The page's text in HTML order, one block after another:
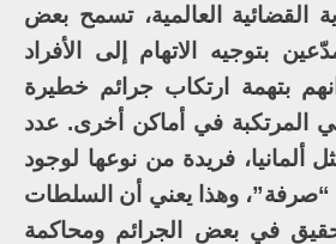
القضائية العالمية، تسمح بعض
بتوجيه الاتهام إلى الأفراد
بتهمة ارتكاب جرائم خطيرة
المرتكبة في أماكن أخرى. عدد
ألمانيا، فريدة من نوعها لوجود
“صرفة”، وهذا يعني أن السلطات
في بعض الجرائم ومحاكمة